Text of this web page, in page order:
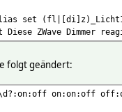
set
Diese ZWave
folgt geändert:
on:on:off